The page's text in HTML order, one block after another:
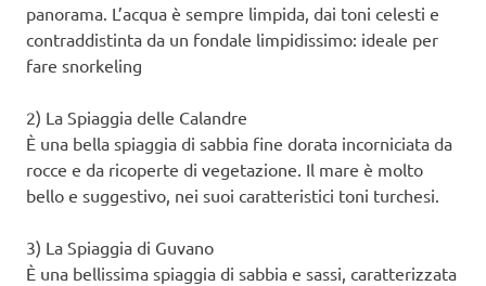
panorama. L’acqua è sempre limpida, dai toni celesti e
contraddistinta da un fondale limpidissimo: ideale per
fare snorkeling
2) La Spiaggia delle Calandre
È una bella spiaggia di sabbia fine dorata incorniciata da
rocce e da ricoperte di vegetazione. Il mare è molto
bello e suggestivo, nei suoi caratteristici toni turchesi.
3) La Spiaggia di Guvano
È una bellissima spiaggia di sabbia e sassi, caratterizzata